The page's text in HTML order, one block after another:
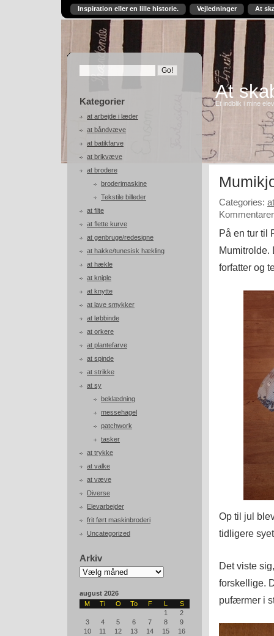
Inspiration eller en lille historie. Vejledninger At
Kategorier
at arbejde i læder
at båndvæve
at batikfarve
at brikvæve
at brodere
broderimaskine
Tekstile billeder
at filte
at flette kurve
at genbruge/redesigne
at hakke/tunesisk hækling
at hækle
at kniple
at knytte
at lave smykker
at løbbinde
at orkere
at plantefarve
at spinde
at strikke
at sy
beklædning
messehagel
patchwork
tasker
at trykke
at valke
at væve
Diverse
Elevarbejder
frit ført maskinbroderi
Uncategorized
Arkiv
Arkiv
august 2026
M
Ti O To F L
S
1
2
3
4 5 6 7 8
9
10
11 12 13 14 15
16
At
Et indblik i mine
Categories:
På en tur til
Mumitrolde.
forfatter og
Op til jul
tidligere
Det viste
forskellige.
pufærmer i